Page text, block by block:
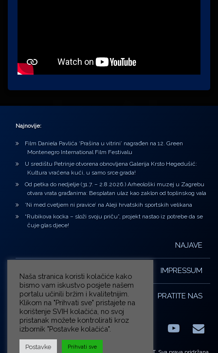
Najnovije:
Film Daniela Pavlića ‘Prašina u vitrini’ nagrađen na 12. Green
Montenegro International Film Festivalu
U središtu Petrinje otvorena obnovljena Galerija Krsto Hegedušić:
Kultura vraćena kući, u samo srce grada!
Od petka do nedjelje (31.7. – 2.8.2026.) Arheološki muzej u Zagrebu
otvara vrata građanima: Besplatan ulaz kao zaklon od toplinskog vala
‘Ni med cvetjem ni pravice’ na Aleji hrvatskih sportskih velikana
“Rubikova kocka – složi svoju priču”, projekt nastao iz potrebe da se
čuje glas djece!
NAJAVE
IMPRESSUM
PRATITE NAS
FacebookLinkedIn E-
Naša stranica koristi kolačiće kako
bismo vam iskustvo posjete našem
portalu učinili bržim i kvalitetnijim.
Klikom na "Prihvati sve" pristajete na
korištenje SVIH kolačića, no svoj
pristanak možete kontrolirati kroz
izbornik "Postavke kolačića".
Postavke Prihvati sve